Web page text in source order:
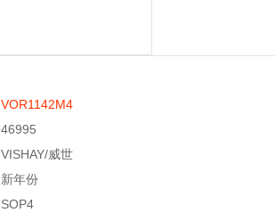
VOR1142M4
46995
VISHAY/威世
新年份
SOP4